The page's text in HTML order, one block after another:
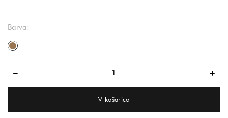
Barva:
svetlo rjava
V košarico